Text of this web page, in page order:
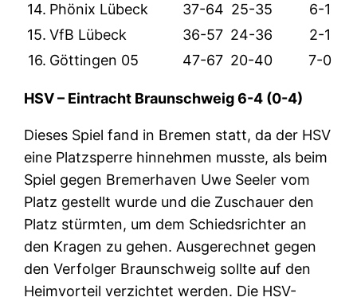
14. Phönix Lübeck 37-64 25-35
6-1
15. VfB Lübeck 36-57 24-36
2-1
16. Göttingen 05 47-67 20-40 7-0
HSV – Eintracht Braunschweig 6-4 (0-4)
Dieses Spiel fand in Bremen statt, da der HSV
eine Platzsperre hinnehmen musste, als beim
Spiel gegen Bremerhaven Uwe Seeler vom
Platz gestellt wurde und die Zuschauer den
Platz stürmten, um dem Schiedsrichter an
den Kragen zu gehen. Ausgerechnet gegen
den Verfolger Braunschweig sollte auf den
Heimvorteil verzichtet werden. Die HSV-